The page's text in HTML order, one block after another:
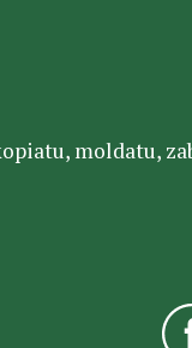
moldatu,